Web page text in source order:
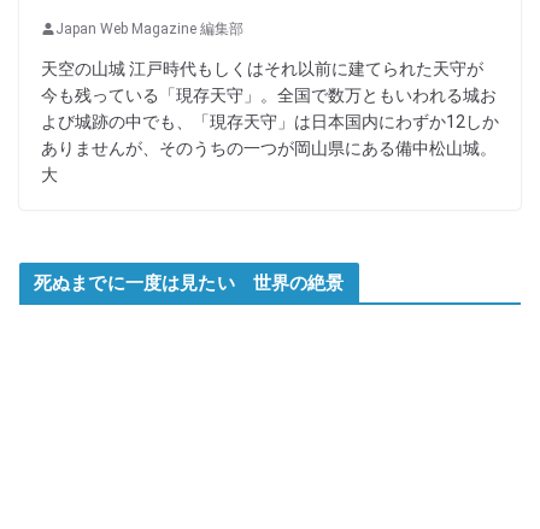
Japan Web Magazine 編集部
天空の山城 江戸時代もしくはそれ以前に建てられた天守が
今も残っている「現存天守」。全国で数万ともいわれる城お
よび城跡の中でも、「現存天守」は日本国内にわずか12しか
ありませんが、そのうちの一つが岡山県にある備中松山城。
大
死ぬまでに一度は見たい 世界の絶景